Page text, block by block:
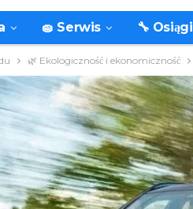
🧽 Serwis 🔧 Osiągi
🌿 Ekologiczność i ekonomiczność